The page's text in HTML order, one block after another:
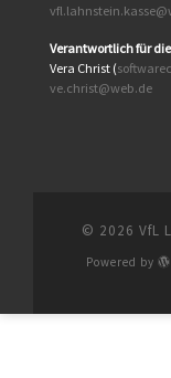
Verantwortlich für
Vera Christ (
ve.christ@web.de
© 2026 VfL
Powered by